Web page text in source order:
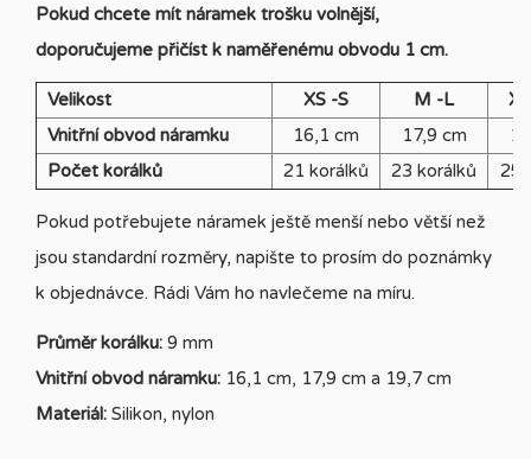
Pokud chcete mít náramek trošku volnější,
doporučujeme přičíst k naměřenému obvodu 1 cm.
Velikost XS -S M -L
Vnitřní obvod náramku
16,1 cm 17,9 cm
Počet korálků
21 korálků 23 korálků 25
Pokud potřebujete náramek ještě menší nebo větší než
jsou standardní rozměry, napište to prosím do poznámky
k objednávce. Rádi Vám ho navlečeme na míru.
Průměr korálku: 9 mm
Vnitřní obvod náramku: 16,1 cm, 17,9 cm a 19,7 cm
Materiál: Silikon, nylon